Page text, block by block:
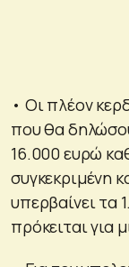
• Οι πλέον
που θα
16.000 ευρώ
συγκεκριμένη
υπερβαίνει τα
πρόκειται για